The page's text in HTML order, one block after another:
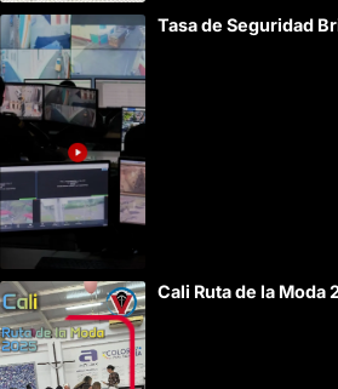
Tasa de Seguridad
Cali Ruta de la Moda